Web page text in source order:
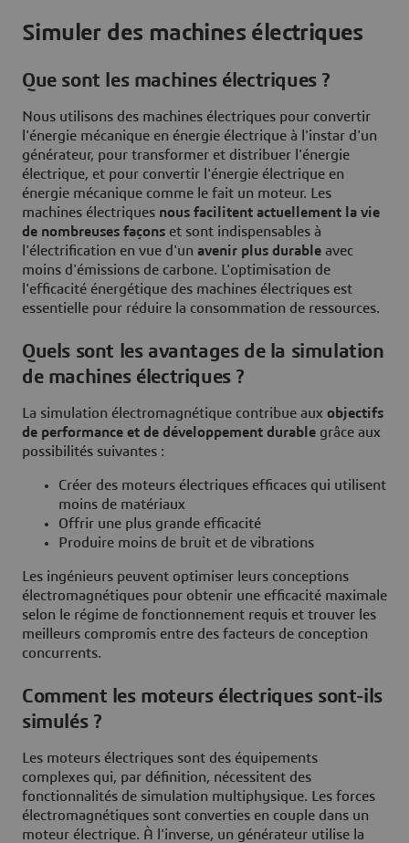
Simuler des machines électriques
Que sont les machines électriques ?
Nous utilisons des machines électriques pour convertir
l'énergie mécanique en énergie électrique à l'instar d'un
générateur, pour transformer et distribuer l'énergie
électrique, et pour convertir l'énergie électrique en
énergie mécanique comme le fait un moteur. Les
machines électriques nous facilitent actuellement la vie
de nombreuses façons et sont indispensables à
l'électrification en vue d'un avenir plus durable avec
moins d'émissions de carbone. L'optimisation de
l'efficacité énergétique des machines électriques est
essentielle pour réduire la consommation de ressources.
Quels sont les avantages de la simulation
de machines électriques ?
La simulation électromagnétique contribue aux objectifs
de performance et de développement durable grâce aux
possibilités suivantes :
Créer des moteurs électriques efficaces qui utilisent
moins de matériaux
Offrir une plus grande efficacité
Produire moins de bruit et de vibrations
Les ingénieurs peuvent optimiser leurs conceptions
électromagnétiques pour obtenir une efficacité maximale
selon le régime de fonctionnement requis et trouver les
meilleurs compromis entre des facteurs de conception
concurrents.
Comment les moteurs électriques sont-ils
simulés ?
Les moteurs électriques sont des équipements
complexes qui, par définition, nécessitent des
fonctionnalités de simulation multiphysique. Les forces
électromagnétiques sont converties en couple dans un
moteur électrique. À l'inverse, un générateur utilise la